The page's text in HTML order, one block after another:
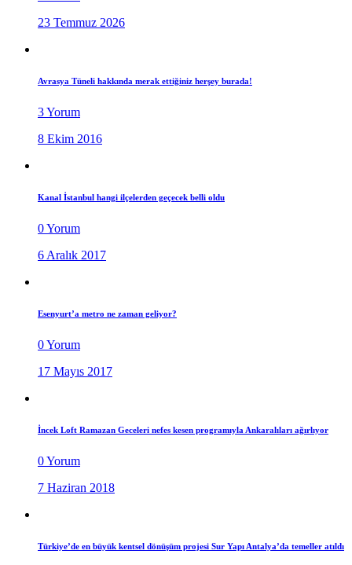
23 Temmuz 2026
Avrasya Tüneli hakkında merak ettiğiniz herşey burada!
3 Yorum
8 Ekim 2016
Kanal İstanbul hangi ilçelerden geçecek belli oldu
0 Yorum
6 Aralık 2017
Esenyurt’a metro ne zaman geliyor?
0 Yorum
17 Mayıs 2017
İncek Loft Ramazan Geceleri nefes kesen programıyla Ankaralıları ağırlıyor
0 Yorum
7 Haziran 2018
Türkiye’de en büyük kentsel dönüşüm projesi Sur Yapı Antalya’da temeller atıldı